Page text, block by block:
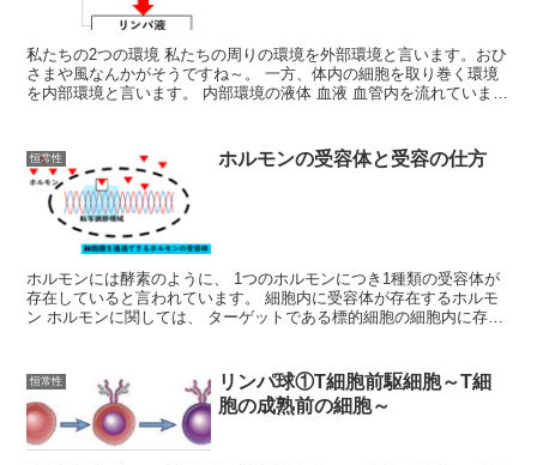
私たちの2つの環境 私たちの周りの環境を外部環境と言います。おひ
さまや風なんかがそうですね～。 一方、体内の細胞を取り巻く環境
を内部環境と言います。 内部環境の液体 血液 血管内を流れていま
恒常性 ホルモンの受容体と受容の仕方
ホルモンには酵素のように、 1つのホルモンにつき1種類の受容体が
存在していると言われています。 細胞内に受容体が存在するホルモ
ン ホルモンに関しては、 ターゲットである標的細胞の細胞内に存在
恒常性
リンパ球①T細胞前駆細胞～T細
胞の成熟前の細胞～